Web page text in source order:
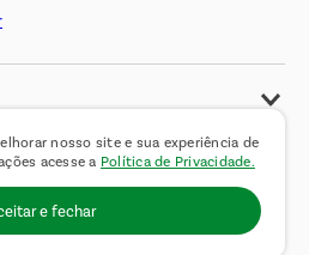
nosso site e sua experiência de
acesse a Política de Privacidade.
e fechar